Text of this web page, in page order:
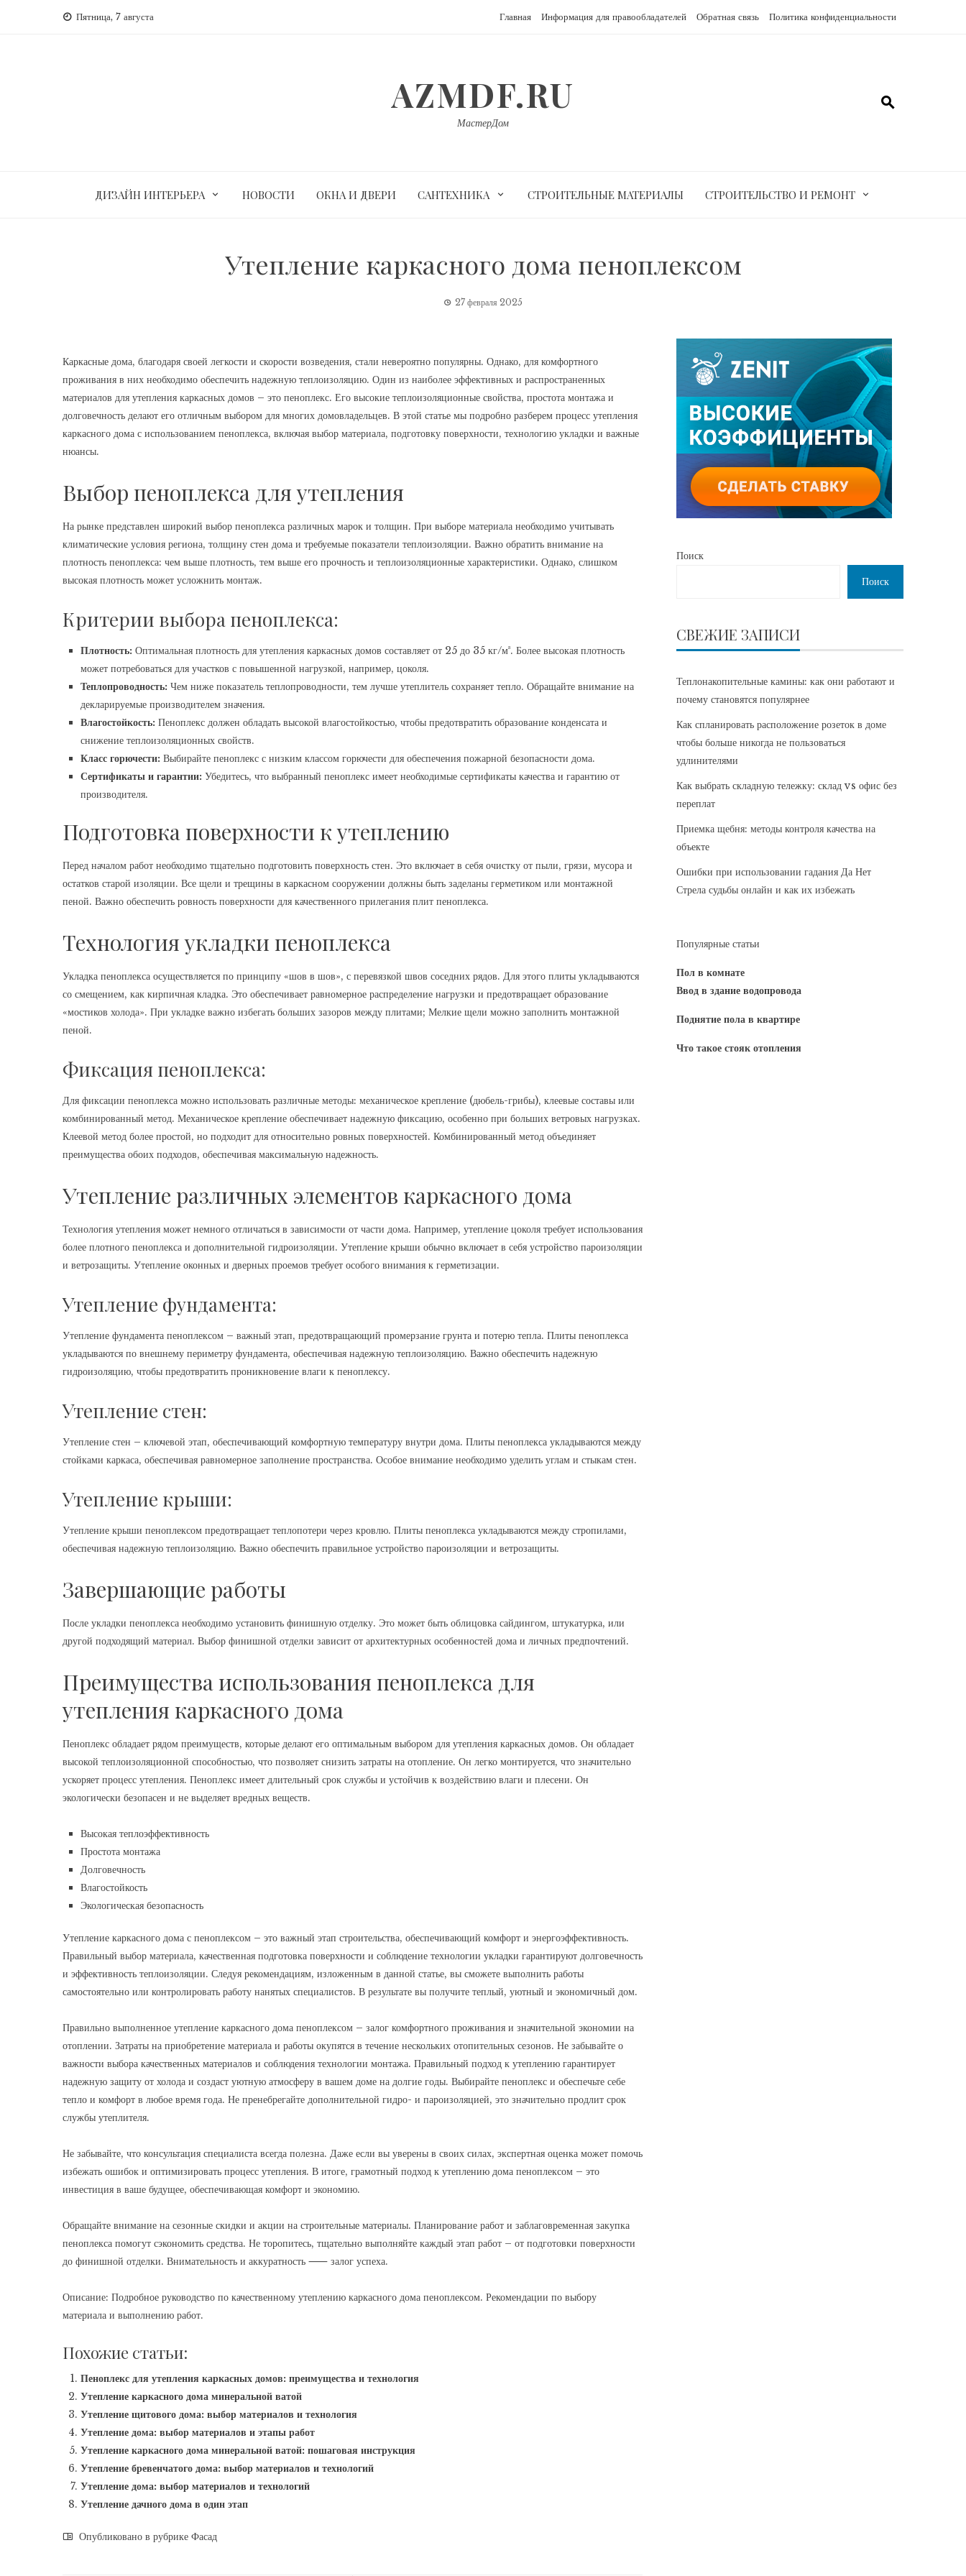
Пятница, 7 августа Главная Информация для правообладателей Обратная связь Политика конфиденциальности
AZMDF.RU
МастерДом
ДИЗАЙН ИНТЕРЬЕРА НОВОСТИ ОКНА И ДВЕРИ САНТЕХНИКА СТРОИТЕЛЬНЫЕ МАТЕРИАЛЫ СТРОИТЕЛЬСТВО И РЕМОНТ
Утепление каркасного дома пеноплексом
27 февраля 2025
Каркасные дома, благодаря своей легкости и скорости возведения, стали невероятно популярны. Однако, для комфортного
проживания в них необходимо обеспечить надежную теплоизоляцию. Один из наиболее эффективных и распространенных
материалов для утепления каркасных домов – это пеноплекс. Его высокие теплоизоляционные свойства, простота монтажа и
долговечность делают его отличным выбором для многих домовладельцев. В этой статье мы подробно разберем процесс утепления
каркасного дома с использованием пеноплекса, включая выбор материала, подготовку поверхности, технологию укладки и важные
нюансы.
Выбор пеноплекса для утепления
На рынке представлен широкий выбор пеноплекса различных марок и толщин. При выборе материала необходимо учитывать
климатические условия региона, толщину стен дома и требуемые показатели теплоизоляции. Важно обратить внимание на
плотность пеноплекса: чем выше плотность, тем выше его прочность и теплоизоляционные характеристики. Однако, слишком
высокая плотность может усложнить монтаж.
Критерии выбора пеноплекса:
Плотность: Оптимальная плотность для утепления каркасных домов составляет от 25 до 35 кг/м³. Более высокая плотность
может потребоваться для участков с повышенной нагрузкой, например, цоколя.
Теплопроводность: Чем ниже показатель теплопроводности, тем лучше утеплитель сохраняет тепло. Обращайте внимание на
декларируемые производителем значения.
Влагостойкость: Пеноплекс должен обладать высокой влагостойкостью, чтобы предотвратить образование конденсата и
снижение теплоизоляционных свойств.
Класс горючести: Выбирайте пеноплекс с низким классом горючести для обеспечения пожарной безопасности дома.
Сертификаты и гарантии: Убедитесь, что выбранный пеноплекс имеет необходимые сертификаты качества и гарантию от
производителя.
Подготовка поверхности к утеплению
Перед началом работ необходимо тщательно подготовить поверхность стен. Это включает в себя очистку от пыли, грязи, мусора и
остатков старой изоляции. Все щели и трещины в каркасном сооружении должны быть заделаны герметиком или монтажной
пеной. Важно обеспечить ровность поверхности для качественного прилегания плит пеноплекса.
Технология укладки пеноплекса
Укладка пеноплекса осуществляется по принципу «шов в шов», с перевязкой швов соседних рядов. Для этого плиты укладываются
со смещением, как кирпичная кладка. Это обеспечивает равномерное распределение нагрузки и предотвращает образование
«мостиков холода». При укладке важно избегать больших зазоров между плитами; Мелкие щели можно заполнить монтажной
пеной.
Фиксация пеноплекса:
Для фиксации пеноплекса можно использовать различные методы: механическое крепление (дюбель-грибы), клеевые составы или
комбинированный метод. Механическое крепление обеспечивает надежную фиксацию, особенно при больших ветровых нагрузках.
Клеевой метод более простой, но подходит для относительно ровных поверхностей. Комбинированный метод объединяет
преимущества обоих подходов, обеспечивая максимальную надежность.
Утепление различных элементов каркасного дома
Технология утепления может немного отличаться в зависимости от части дома. Например, утепление цоколя требует использования
более плотного пеноплекса и дополнительной гидроизоляции. Утепление крыши обычно включает в себя устройство пароизоляции
и ветрозащиты. Утепление оконных и дверных проемов требует особого внимания к герметизации.
Утепление фундамента:
Утепление фундамента пеноплексом – важный этап, предотвращающий промерзание грунта и потерю тепла. Плиты пеноплекса
укладываются по внешнему периметру фундамента, обеспечивая надежную теплоизоляцию. Важно обеспечить надежную
гидроизоляцию, чтобы предотвратить проникновение влаги к пеноплексу.
Утепление стен:
Утепление стен – ключевой этап, обеспечивающий комфортную температуру внутри дома. Плиты пеноплекса укладываются между
стойками каркаса, обеспечивая равномерное заполнение пространства. Особое внимание необходимо уделить углам и стыкам стен.
Утепление крыши:
Утепление крыши пеноплексом предотвращает теплопотери через кровлю. Плиты пеноплекса укладываются между стропилами,
обеспечивая надежную теплоизоляцию. Важно обеспечить правильное устройство пароизоляции и ветрозащиты.
Завершающие работы
После укладки пеноплекса необходимо установить финишную отделку. Это может быть облицовка сайдингом, штукатурка, или
другой подходящий материал. Выбор финишной отделки зависит от архитектурных особенностей дома и личных предпочтений.
Преимущества использования пеноплекса для
утепления каркасного дома
Пеноплекс обладает рядом преимуществ, которые делают его оптимальным выбором для утепления каркасных домов. Он обладает
высокой теплоизоляционной способностью, что позволяет снизить затраты на отопление. Он легко монтируется, что значительно
ускоряет процесс утепления. Пеноплекс имеет длительный срок службы и устойчив к воздействию влаги и плесени. Он
экологически безопасен и не выделяет вредных веществ.
Высокая теплоэффективность
Простота монтажа
Долговечность
Влагостойкость
Экологическая безопасность
Утепление каркасного дома с пеноплексом – это важный этап строительства, обеспечивающий комфорт и энергоэффективность.
Правильный выбор материала, качественная подготовка поверхности и соблюдение технологии укладки гарантируют долговечность
и эффективность теплоизоляции. Следуя рекомендациям, изложенным в данной статье, вы сможете выполнить работы
самостоятельно или контролировать работу нанятых специалистов. В результате вы получите теплый, уютный и экономичный дом.
Правильно выполненное утепление каркасного дома пеноплексом – залог комфортного проживания и значительной экономии на
отоплении. Затраты на приобретение материала и работы окупятся в течение нескольких отопительных сезонов. Не забывайте о
важности выбора качественных материалов и соблюдения технологии монтажа. Правильный подход к утеплению гарантирует
надежную защиту от холода и создаст уютную атмосферу в вашем доме на долгие годы. Выбирайте пеноплекс и обеспечьте себе
тепло и комфорт в любое время года. Не пренебрегайте дополнительной гидро- и пароизоляцией, это значительно продлит срок
службы утеплителя.
Не забывайте, что консультация специалиста всегда полезна. Даже если вы уверены в своих силах, экспертная оценка может помочь
избежать ошибок и оптимизировать процесс утепления. В итоге, грамотный подход к утеплению дома пеноплексом – это
инвестиция в ваше будущее, обеспечивающая комфорт и экономию.
Обращайте внимание на сезонные скидки и акции на строительные материалы. Планирование работ и заблаговременная закупка
пеноплекса помогут сэкономить средства. Не торопитесь, тщательно выполняйте каждый этап работ – от подготовки поверхности
до финишной отделки. Внимательность и аккуратность ⸺ залог успеха.
Описание: Подробное руководство по качественному утеплению каркасного дома пеноплексом. Рекомендации по выбору
материала и выполнению работ.
Похожие статьи:
Пеноплекс для утепления каркасных домов: преимущества и технология
Утепление каркасного дома минеральной ватой
Утепление щитового дома: выбор материалов и технология
Утепление дома: выбор материалов и этапы работ
Утепление каркасного дома минеральной ватой: пошаговая инструкция
Утепление бревенчатого дома: выбор материалов и технологий
Утепление дома: выбор материалов и технологий
Утепление дачного дома в один этап
Опубликовано в рубрике Фасад
Поиск
Поиск
СВЕЖИЕ ЗАПИСИ
Теплонакопительные камины: как они работают и
почему становятся популярнее
Как спланировать расположение розеток в доме
чтобы больше никогда не пользоваться
удлинителями
Как выбрать складную тележку: склад vs офис без
переплат
Приемка щебня: методы контроля качества на
объекте
Ошибки при использовании гадания Да Нет
Стрела судьбы онлайн и как их избежать
Популярные статьи
Пол в комнате
Ввод в здание водопровода
Поднятие пола в квартире
Что такое стояк отопления